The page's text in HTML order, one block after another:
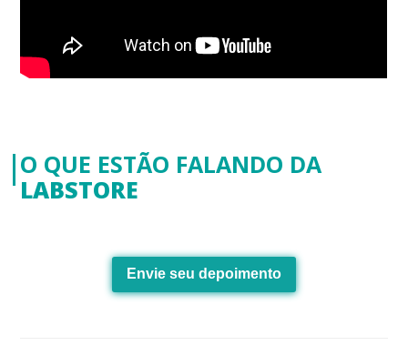
O QUE ESTÃO FALANDO DA
LABSTORE
Envie seu depoimento